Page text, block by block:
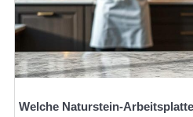
Welche Naturstein-